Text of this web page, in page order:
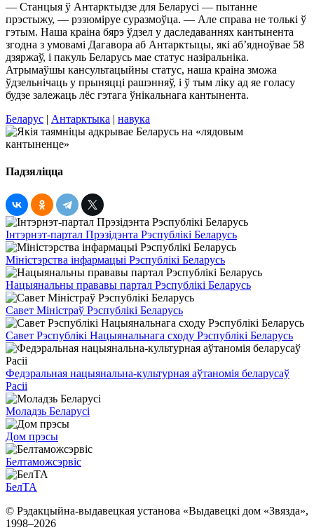
— Станцыя ў Антарктыдзе для Беларусі — пытанне
прэстыжу, — рэзюміруе суразмоўца. — Але справа не толькі ў
гэтым. Наша краіна бярэ ўдзел у даследаваннях кантынента
згодна з умовамі Дагавора аб Антарктыцы, які аб’ядноўвае 58
дзяржаў, і пакуль Беларусь мае статус назіральніка.
Атрымаўшы кансультацыйны статус, наша краіна зможа
ўдзельнічаць у прыняцці рашэнняў, і ў тым ліку ад яе голасу
будзе залежаць лёс гэтага ўнікальнага кантынента.
Беларус | Антарктыка | навука
Падзяліцца
Інтэрнэт-партал Прэзідэнта Рэспублікі Беларусь
Міністэрства інфармацыі Рэспублікі Беларусь
Нацыянальны прававы партал Рэспублікі Беларусь
Савет Міністраў Рэспублікі Беларусь
Савет Рэспублікі Нацыянальнага сходу Рэспублікі Беларусь
Федэральная нацыянальна-культурная аўтаномія беларусаў
Расіі
Моладзь Беларусі
Дом прэсы
Белтаможсэрвіс
БелТА
© Рэдакцыйна-выдавецкая установа «Выдавецкі дом «Звязда»,
1998–2026